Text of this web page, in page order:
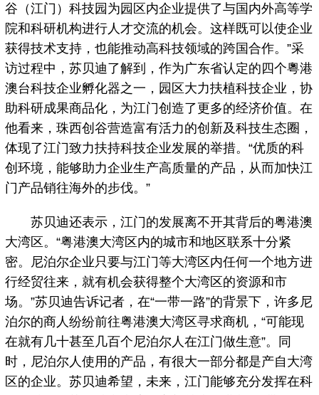
谷（江门）科技园为园区内企业提供了与国内外高等学
院和科研机构进行人才交流的机会。这样既可以使企业
获得技术支持，也能推动高科技领域的跨国合作。”采
访过程中，苏贝迪了解到，作为广东省认定的四个粵港
澳台科技企业孵化器之一，园区大力扶植科技企业，协
助科研成果商品化，为江门创造了更多的经济价值。在
他看来，珠西创谷营造富有活力的创新及科技生态圈，
体现了江门致力扶持科技企业发展的举措。“优质的科
创环境，能够助力企业生产高质量的产品，从而加快江
门产品销往海外的步伐。”
苏贝迪还表示，江门的发展离不开其背后的粤港澳
大湾区。“粤港澳大湾区内的城市和地区联系十分紧
密。尼泊尔企业只要与江门等大湾区内任何一个地方进
行经贸往来，就有机会获得整个大湾区的资源和市
场。”苏贝迪告诉记者，在“一带一路”的背景下，许多尼
泊尔的商人纷纷前往粤港澳大湾区寻求商机，“可能现
在就有几十甚至几百个尼泊尔人在江门做生意”。同
时，尼泊尔人使用的产品，有很大一部分都是产自大湾
区的企业。苏贝迪希望，未来，江门能够充分发挥在科